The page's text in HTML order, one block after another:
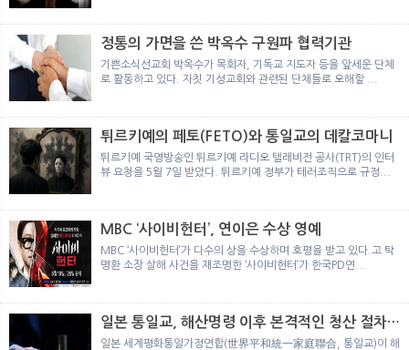
정통의 가면을 쓴 박옥수 구원파 협력기관
기쁜소식선교회 박옥수가 목회자, 기독교 지도자 등을 앞세운 단체
로 활동하고 있다. 자칫 기성교회와 관련된 단체들로 오해할 ...
튀르키예의 페토(FETO)와 통일교의 데칼코마니
튀르키예 국영방송인 튀르키예 라디오 텔레비전 공사(TRT)의 인터
뷰 요청을 5월 7일 받았다. 튀르키예 정부가 테러조직으로 규정...
MBC ‘사이비헌터’, 연이은 수상 영예
MBC ‘사이비헌터’가 다수의 상을 수상하며 호평을 받고 있다.고 탁
명환 소장 살해 사건을 재조명한 ‘사이비헌터’가 한국PD연...
일본 통일교, 해산명령 이후 본격적인 청산 절차
돌입
일본 세계평화통일가정연합(世界平和統一家庭聯合, 통일교)이 해